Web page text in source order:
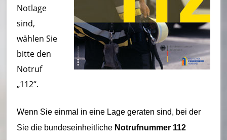
o
r
n
h
ei
m
–
Notlage
sind,
wählen Sie
bitte den
Notruf
„112“.
Wenn Sie einmal in eine Lage geraten sind, bei der
Sie die bundeseinheitliche Notrufnummer 112